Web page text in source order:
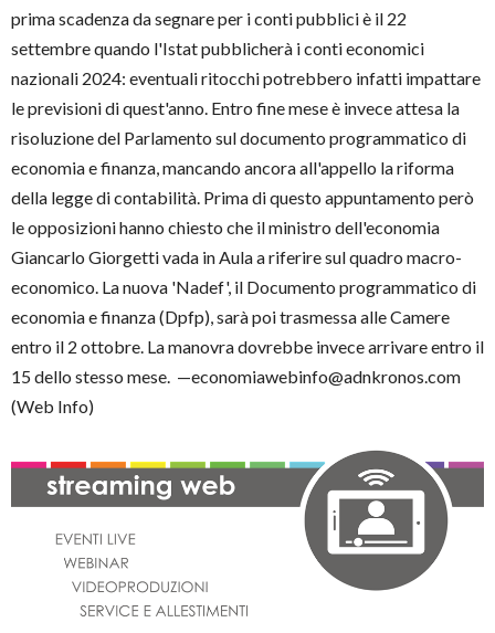
prima scadenza da segnare per i conti pubblici è il 22
settembre quando l'Istat pubblicherà i conti economici
nazionali 2024: eventuali ritocchi potrebbero infatti impattare
le previsioni di quest'anno. Entro fine mese è invece attesa la
risoluzione del Parlamento sul documento programmatico di
economia e finanza, mancando ancora all'appello la riforma
della legge di contabilità. Prima di questo appuntamento però
le opposizioni hanno chiesto che il ministro dell'economia
Giancarlo Giorgetti vada in Aula a riferire sul quadro macro-
economico. La nuova 'Nadef', il Documento programmatico di
economia e finanza (Dpfp), sarà poi trasmessa alle Camere
entro il 2 ottobre. La manovra dovrebbe invece arrivare entro il
15 dello stesso mese. —economiawebinfo@adnkronos.com
(Web Info)